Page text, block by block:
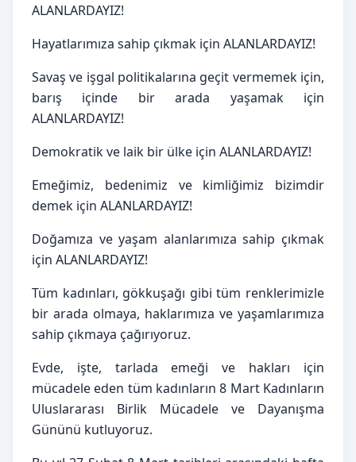
ALANLARDAYIZ!
Hayatlarımıza sahip çıkmak için ALANLARDAYIZ!
Savaş ve işgal politikalarına geçit vermemek için,
barış içinde bir arada yaşamak için
ALANLARDAYIZ!
Demokratik ve laik bir ülke için ALANLARDAYIZ!
Emeğimiz, bedenimiz ve kimliğimiz bizimdir
demek için ALANLARDAYIZ!
Doğamıza ve yaşam alanlarımıza sahip çıkmak
için ALANLARDAYIZ!
Tüm kadınları, gökkuşağı gibi tüm renklerimizle
bir arada olmaya, haklarımıza ve yaşamlarımıza
sahip çıkmaya çağırıyoruz.
Evde, işte, tarlada emeği ve hakları için
mücadele eden tüm kadınların 8 Mart Kadınların
Uluslararası Birlik Mücadele ve Dayanışma
Gününü kutluyoruz.